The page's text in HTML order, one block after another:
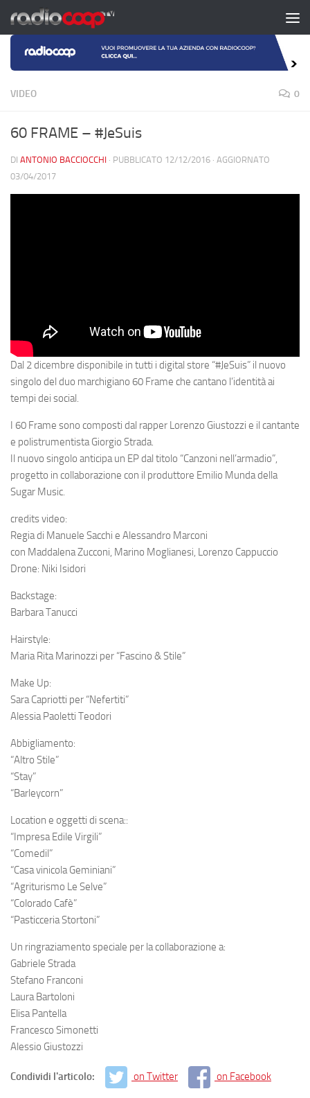
Salta al contenuto
VIDEO 0
60 FRAME – #JeSuis
DI ANTONIO BACCIOCCHI · PUBBLICATO 12/12/2016 · AGGIORNATO
03/04/2017
Dal 2 dicembre disponibile in tutti i digital store “#JeSuis” il nuovo
singolo del duo marchigiano 60 Frame che cantano l’identità ai
tempi dei social.
I 60 Frame sono composti dal rapper Lorenzo Giustozzi e il cantante
e polistrumentistaGiorgio Strada.
Il nuovo singolo anticipa un EP dal titolo “Canzoni nell’armadio”,
progetto in collaborazione con il produttore Emilio Munda della
Sugar Music.
credits video:
Regia di Manuele Sacchi e Alessandro Marconi
con Maddalena Zucconi, Marino Moglianesi, Lorenzo Cappuccio
Drone: Niki Isidori
Backstage:
Barbara Tanucci
Hairstyle:
Maria Rita Marinozzi per “Fascino & Stile”
Make Up:
Sara Capriotti per “Nefertiti”
Alessia Paoletti Teodori
Abbigliamento:
“Altro Stile”
“Stay”
“Barleycorn”
Location e oggetti di scena::
“Impresa Edile Virgili”
“Comedil”
“Casa vinicola Geminiani”
“Agriturismo Le Selve”
“Colorado Cafè”
“Pasticceria Stortoni”
Un ringraziamento speciale per la collaborazione a:
Gabriele Strada
Stefano Franconi
Laura Bartoloni
Elisa Pantella
Francesco Simonetti
Alessio Giustozzi
Condividi l'articolo: on Twitter on Facebook